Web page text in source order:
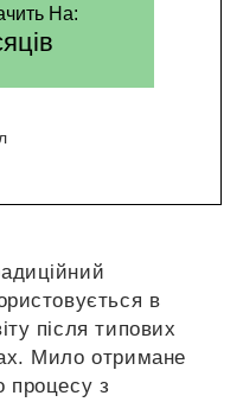
На:
в
після типових
Мило отримане
процесу з